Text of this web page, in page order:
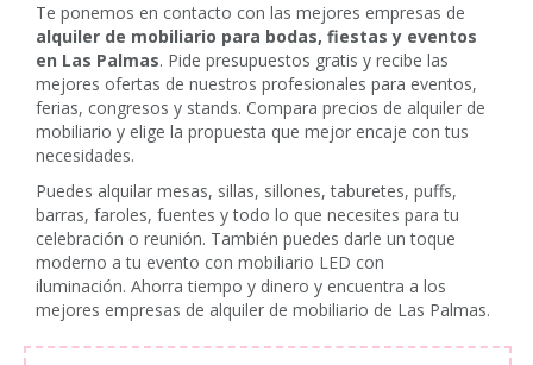
Te ponemos en contacto con las mejores empresas de
alquiler de mobiliario para bodas, fiestas y eventos
en Las Palmas. Pide presupuestos gratis y recibe las
mejores ofertas de nuestros profesionales para eventos,
ferias, congresos y stands. Compara precios de alquiler de
mobiliario y elige la propuesta que mejor encaje con tus
necesidades.
Puedes alquilar mesas, sillas, sillones, taburetes, puffs,
barras, faroles, fuentes y todo lo que necesites para tu
celebración o reunión. También puedes darle un toque
moderno a tu evento con mobiliario LED con
iluminación. Ahorra tiempo y dinero y encuentra a los
mejores empresas de alquiler de mobiliario de Las Palmas.